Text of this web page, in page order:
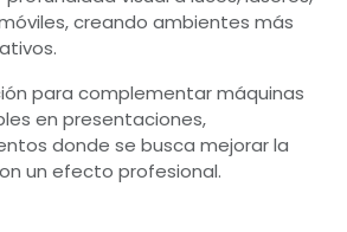
creando ambientes más
para complementar máquinas
en presentaciones,
donde se busca mejorar la
un efecto profesional.